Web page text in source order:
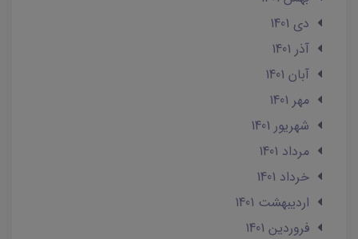
دی 1401
آذر 1401
آبان 1401
مهر 1401
شهریور 1401
مرداد 1401
خرداد 1401
ارديبهشت 1401
فروردین 1401